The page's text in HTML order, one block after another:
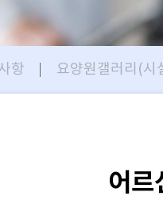
항 요양원갤러리(시
어르